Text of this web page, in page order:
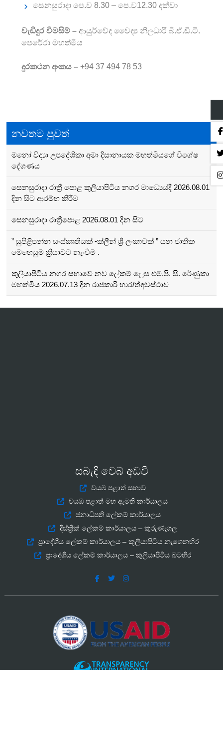
සෙනසුරාදා පෙ.ව 8.30 – පෙ.ව12.30 දක්වා
වැඩිදුර විමසිම් – ආයුර්වේද වෛද්‍ය නිලධාරි බි.ඒ.ඩි.ටි.
පෙරේරා මහත්මිය
දුරකථන අංකය – +94 37 494 78 53
නවතම පුවත්
මනෝ විද්‍යා උපදේශිකා අමා දිසානායක මහත්මියගේ විශේෂ‍
දේශණය
සෙනසුරාදා රාත්‍රී පොළ කුලියාපිටිය නගර මාධ්‍යෙය්දී 2026.08.01
දින සිට ආරම්භ කිරීම
සෙනසුරාදා රාත්‍රීපොළ 2026.08.01 දින සිට
” සුපිළිපන්න සංස්කෘතියක් -ක්ලීන් ශ්‍රී ලංකාවක් ” යන ජාතික
මෙහෙයුම ක්‍රියාවට නැංවීම .
කුලියාපිටිය නගර සභාවේ නව ලේකම් ලෙස එම්.පි. සි. රේණුකා
මහත්මිය 2026.07.13 දින රාජකාරි භාර/ත්අවස්ථාව
සබැඳි වෙබ් අඩවි
වයඹ පළාත් සභාව
වයඹ පළාත් මහ ඇමති කාර්යාලය
ජනාධිපති ලේකම් කාර්යාලය
දිස්ත්‍රික් ලේකම් කාර්යාලය – කුරුණෑගල
ප්‍රාදේශීය ලේකම් කාර්යාලය – කුලියාපිටිය නැගෙනහිර
ප්‍රාදේශීය ලේකම් කාර්යාලය – කුලියාපිටිය බටහිර